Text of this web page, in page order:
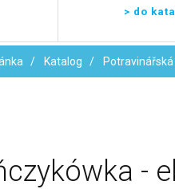
> do
Katalog
-